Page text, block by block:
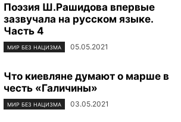
Поэзия Ш.Рашидова впервые
зазвучала на русском языке.
Часть 4
МИР БЕЗ НАЦИЗМА 05.05.2021
Что киевляне думают о марше в
честь «Галичины»
МИР БЕЗ НАЦИЗМА 03.05.2021